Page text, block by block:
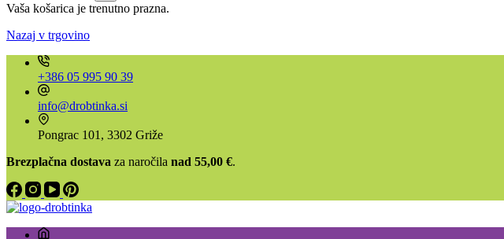
Vaša košarica je trenutno prazna.
Nazaj v trgovino
+386 05 995 90 39
info@drobtinka.si
Pongrac 101, 3302 Griže
Brezplačna dostava za naročila nad 55,00 €.